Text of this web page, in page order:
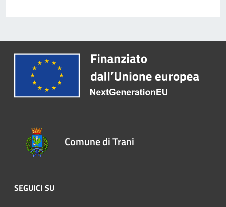
Comune di Trani
SEGUICI SU